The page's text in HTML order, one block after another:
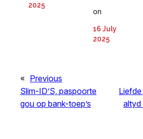
2025
on
16 July
2025
« Previous
Slim-ID’S, paspoorte
gou op bank-toep’s
altyd